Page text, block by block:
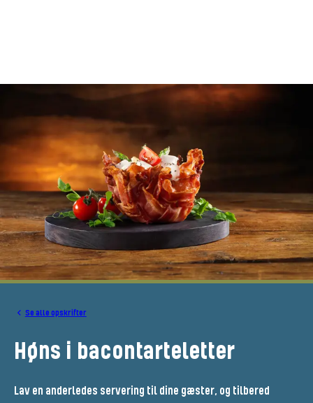
Se alle opskrifter
Høns i bacontarteletter
Lav en anderledes servering til dine gæster, og tilbered